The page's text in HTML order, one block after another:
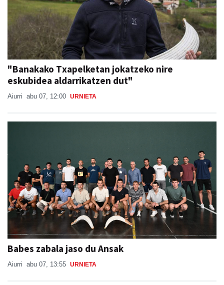
"Banakako Txapelketan jokatzeko nire
eskubidea aldarrikatzen dut"
Aiurri abu 07, 12:00 URNIETA
Babes zabala jaso du Ansak
Aiurri abu 07, 13:55 URNIETA